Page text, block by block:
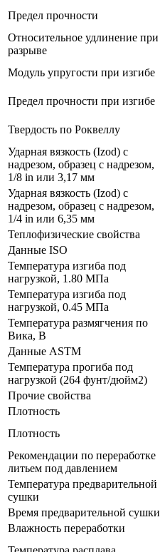
Предел прочности
Относительное удлинение при
разрыве
Модуль упругости при изгибе
Предел прочности при изгибе
Твердость по Роквеллу
Ударная вязкость (Izod) с
надрезом, образец с надрезом,
1/8 in или 3,17 мм
Ударная вязкость (Izod) с
надрезом, образец с надрезом,
1/4 in или 6,35 мм
Теплофизические свойства
Данные ISO
Температура изгиба под
нагрузкой, 1.80 МПа
Температура изгиба под
нагрузкой, 0.45 МПа
Температура размягчения по
Вика, B
Данные ASTM
Температура прогиба под
нагрузкой (264 фунт/дюйм2)
Прочие свойства
Плотность
Плотность
Рекомендации по переработке
литьем под давлением
Температура предварительной
сушки
Время предварительной сушки
Влажность переработки